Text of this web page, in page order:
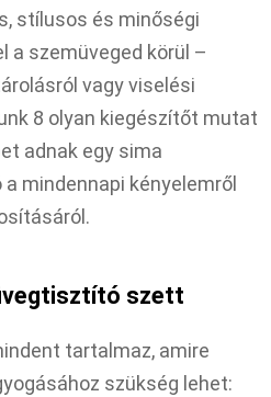
stílusos és minőségi
a szemüveged körül –
vagy viselési
8 olyan kiegészítőt mutat
adnak egy sima
mindennapi kényelemről
szett
tartalmaz, amire
szükség lehet: